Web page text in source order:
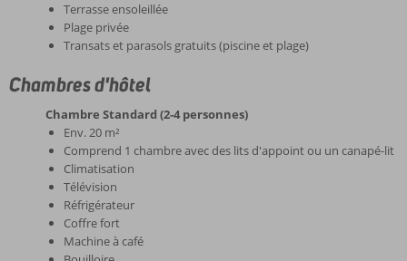
Terrasse ensoleillée
Plage privée
Transats et parasols gratuits (piscine et plage)
Chambres d'hôtel
Chambre Standard (2-4 personnes)
Env. 20 m²
Comprend 1 chambre avec des lits d'appoint ou un canapé-lit
Climatisation
Télévision
Réfrigérateur
Coffre fort
Machine à café